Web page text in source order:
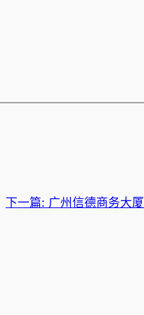
下一篇: 广州信德商务大厦